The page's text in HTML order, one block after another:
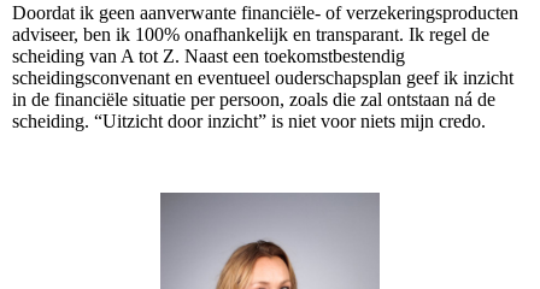
Doordat ik geen aanverwante financiële- of verzekeringsproducten
adviseer, ben ik 100% onafhankelijk en transparant. Ik regel de
scheiding van A tot Z. Naast een toekomstbestendig
scheidingsconvenant en eventueel ouderschapsplan geef ik inzicht
in de financiële situatie per persoon, zoals die zal ontstaan ná de
scheiding. “Uitzicht door inzicht” is niet voor niets mijn credo.